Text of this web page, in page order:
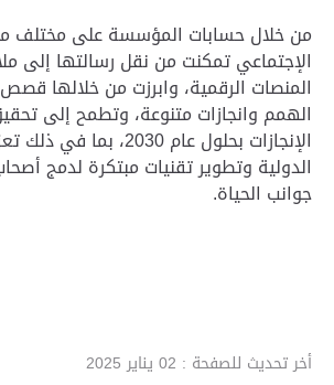
من خلال حسابات المؤسسة على مختلف
الإجتماعي تمكنت من نقل رسالتها إلى
المنصات الرقمية، وابرزت من خلالها
الهمم وانجازات متنوعة، وتطمح إلى
الإنجازات بحلول عام 2030،
الدولية وتطوير تقنيات مبتكرة لدمج
جوانب الحياة.
أخر تحديث للصفحة : 02 يناير 2025